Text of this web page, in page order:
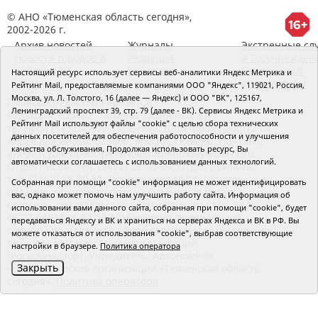
© АНО «Тюменская область сегодня»,
2002-2026 г.
Архив новостей
районов ТО
Журналы
RSS поток
Экстренные
Сведения об
организации
Главный редактор Рябков А.В.
Редакция: 625002, Тюмень, Осипенко, 81,
телефон (3452)49-00-18, e-mail: tumentoday@obl72.ru
Адрес для писем: 625000, Россия, Тюмень, Почтамт,
а/я 371. Для пресс-релизов: tumentoday@obl72.ru.
Отдел писем: тел. (3452) 39-90-59. Отдел рекламы:
тел. (3452) 39-90-51. Регистрация СМИ: Сетевое
издание «Интернет-газета «Тюменская область
сегодня», свидетельство о регистрации СМИ Эл №
ФС77-64918 от 24.02.2016 выдано Федеральной
службой по надзору в сфере связи, информационных
технологий и массовых коммуникаций
некоммерческая организация «Тюменская область
Настоящий ресурс использует сервисы веб-аналитики Яндекс Метрика и
Рейтинг Mail, предоставляемые компаниями ООО "Яндекс", 119021, Россия,
Москва, ул. Л. Толстого, 16 (далее — Яндекс) и ООО "ВК", 125167,
Ленинградский проспект 39, стр. 79 (далее - ВК). Сервисы Яндекс Метрика и
Рейтинг Mail используют файлы "cookie" с целью сбора технических
данных посетителей для обеспечения работоспособности и улучшения
качества обслуживания. Продолжая использовать ресурс, Вы
автоматически соглашаетесь с использованием данных технологий.
Собранная при помощи "cookie" информация не может идентифицировать
вас, однако может помочь нам улучшить работу сайта. Информация об
использовании вами данного сайта, собранная при помощи "cookie", будет
передаваться Яндексу и ВК и храниться на серверах Яндекса и ВК в РФ. Вы
можете отказаться от использования "cookie", выбрав соответствующие
настройки в браузере. Политика оператора
Закрыть